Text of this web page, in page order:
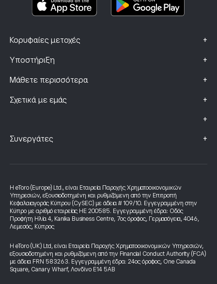
Κορυφαίες μετοχές +
Υποστήριξη +
Μάθετε περισσότερα +
Σχετικά με εμάς +
+
Συνεργάτες +
Η eToro (Europe) Ltd., είναι Εταιρεία Παροχής Χρηματοοικονομικών
Υπηρεσιών, εξουσιοδοτημένη και ρυθμιζόμενη από την Επιτροπή
Κεφαλαιαγοράς Κύπρου (CySEC) με άδεια # 109/10. Εγγεγραμμένη στην
Κύπρο με αριθμό εταιρείας HE 200585. Εγγεγραμμένη έδρα: Οδός
Προφήτη Ηλία 4, Kanika Business Centre, 7ος όροφος, Γερμασόγεια, 4046,
Λεμεσός, Κύπρος
Η eToro (UK) Ltd, είναι Εταιρεία Παροχής Χρηματοοικονομικών Υπηρεσιών,
εξουσιοδοτημένη και ρυθμιζόμενη από την Financial Conduct Authority (FCA)
με άδεια FRN 583263. Εγγεγραμμένη έδρα: 24ος όροφος, One Canada
Square, Canary Wharf, Λονδίνο E14 5AB